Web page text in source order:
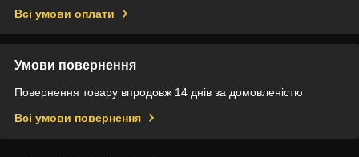
Всі умови оплати
Умови повернення
Повернення товару впродовж 14 днів за домовленістю
Всі умови повернення